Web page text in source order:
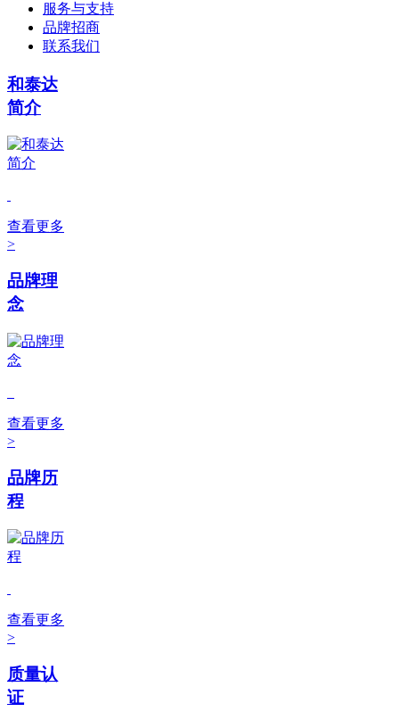
服务与支持
品牌招商
联系我们
和泰达
简介
查看更多
>
品牌理
念
查看更多
>
品牌历
程
查看更多
>
质量认
证